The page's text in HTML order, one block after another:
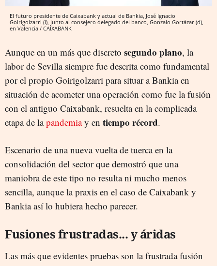
El futuro presidente de Caixabank y actual de Bankia, José Ignacio
Goirigolzarri (i), junto al consejero delegado del banco, Gonzalo Gortázar (d),
en Valencia / CAIXABANK
Aunque en un más que discreto segundo plano, la
labor de Sevilla siempre fue descrita como fundamental
por el propio Goirigolzarri para situar a Bankia en
situación de acometer una operación como fue la fusión
con el antiguo Caixabank, resuelta en la complicada
etapa de lapandemiay en tiempo récord.
Escenario de una nueva vuelta de tuerca en la
consolidación del sector que demostró que una
maniobra de este tipo no resulta ni mucho menos
sencilla, aunque la praxis en el caso de Caixabank y
Bankia así lo hubiera hecho parecer.
Fusiones frustradas... y áridas
Las más que evidentes pruebas son la frustrada fusión